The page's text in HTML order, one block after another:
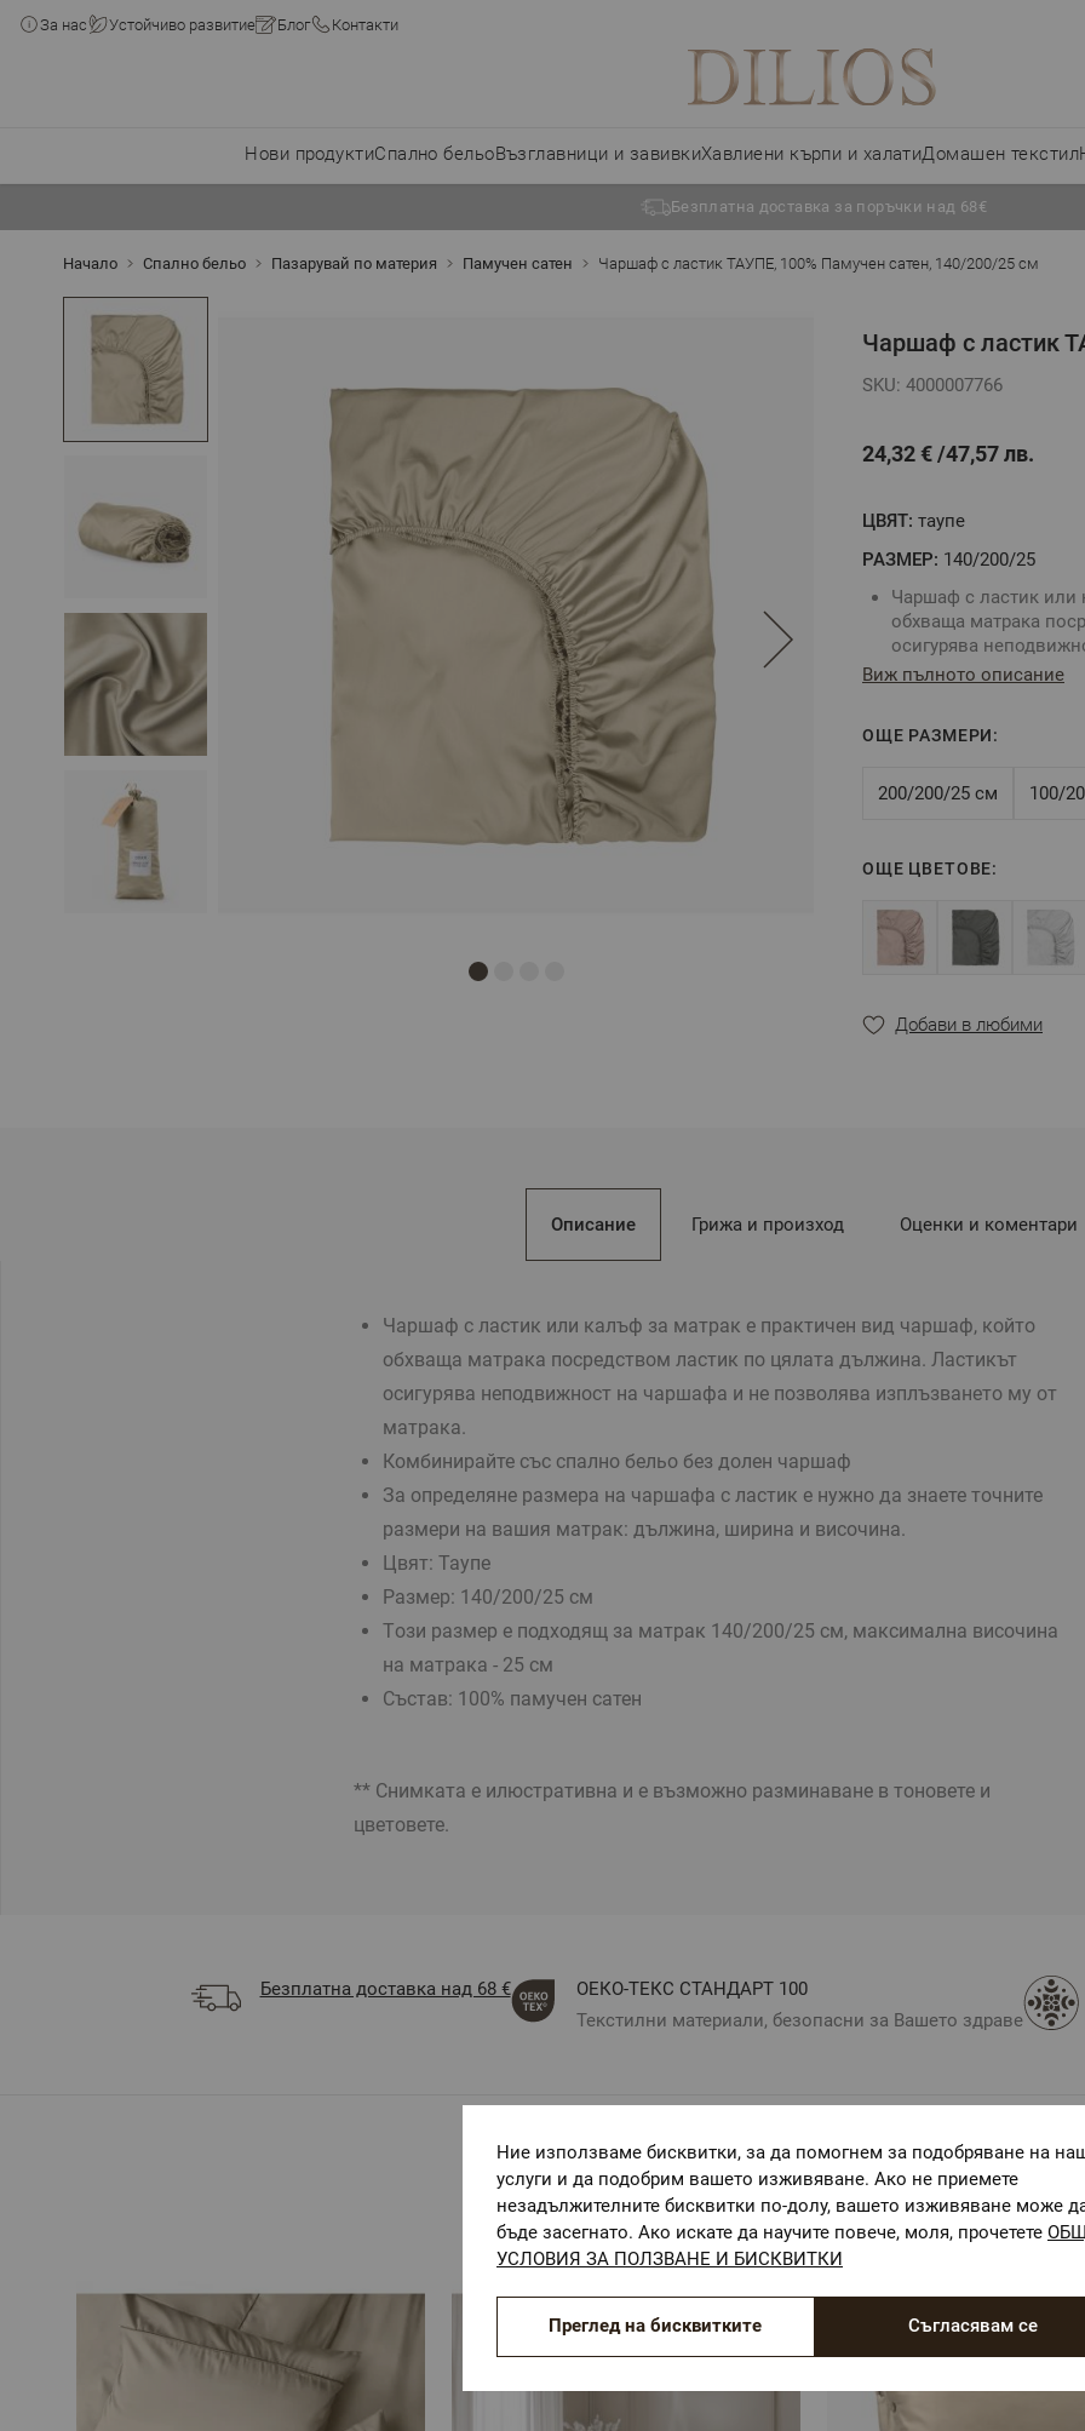
За нас Устойчиво развитие Блог Контакти
Нови продуктиСпално бельоВъзглавници и завивкиХавлиени кърпи и халатиДомашен текстил
Безплатна доставка за поръчки над 68€
Начало Спално бельо Пазарувай по материя Памучен сатен Чаршаф с ластик ТАУПЕ, 100% Памучен сатен, 140/200/25 см
Чаршаф с ластик
SKU: 4000007766
24,32 € 47,57 лв.
ЦВЯТ: таупе
РАЗМЕР: 140/200/25
Чаршаф с ластик или
обхваща матрака
осигурява
матрака.
размери на вашия
Размер: 140/200/25 см
Състав: 100% памучен
** Снимката е
цветовете.
Виж пълното описание
ОЩЕ РАЗМЕРИ:
200/200/25 см 100/
ОЩЕ ЦВЕТОВЕ:
Добави в любими
Описание
Чаршаф с ластик или калъф за матрак е практичен вид чаршаф, който
обхваща матрака посредством ластик по цялата дължина. Ластикът
осигурява неподвижност на чаршафа и не позволява изплъзването му от
матрака.
Комбинирайте със спално бельо без долен чаршаф
За определяне размера на чаршафа с ластик е нужно да знаете точните
размери на вашия матрак: дължина, ширина и височина.
Цвят: Таупе
Размер: 140/200/25 см
Tози размер е подходящ за матрак 140/200/25 см, максимална височина
на матрака - 25 см
Състав: 100% памучен сатен
** Снимката е илюстративна и е възможно разминаване в тоновете и
цветовете.
Грижа и произход Оценки и коментари
Безплатна доставка над 68 €
ОЕКО-ТЕКС СТАНДАРТ 100
Текстилни материали, безопасни за Вашето здраве
Комбинирай с
Ние използваме бисквитки, за да помогнем за подобряване на
услуги и да подобрим вашето изживяване. Ако не приемете
незадължителните бисквитки по-долу, вашето изживяване може
бъде засегнато. Ако искате да научите повече, моля, прочетете
УСЛОВИЯ ЗА ПОЛЗВАНЕ И БИСКВИТКИ
Съгласявам се
Преглед на бисквитките